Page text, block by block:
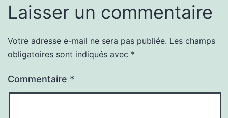
Laisser un commentaire
Votre adresse e-mail ne sera pas publiée. Les champs
obligatoires sont indiqués avec *
Commentaire *